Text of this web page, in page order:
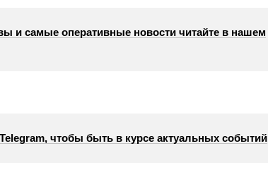
и самые оперативные новости читайте в нашем
чтобы быть в курсе актуальных событий